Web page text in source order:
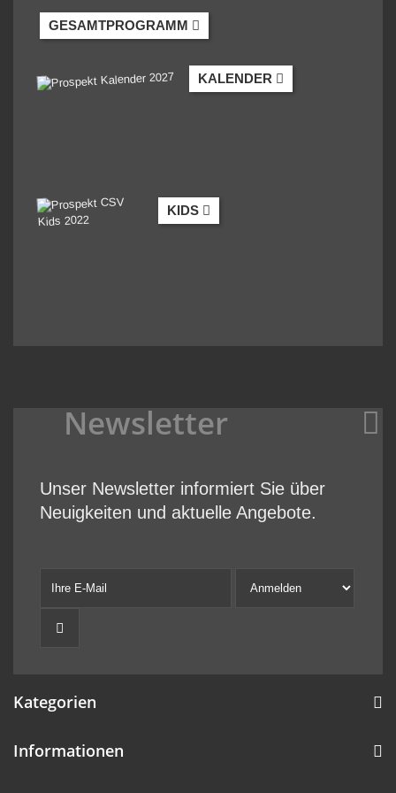
GESAMTPROGRAMM
KALENDER
KIDS
Newsletter
Unser Newsletter informiert Sie über
Neuigkeiten und aktuelle Angebote.
Kategorien
Informationen